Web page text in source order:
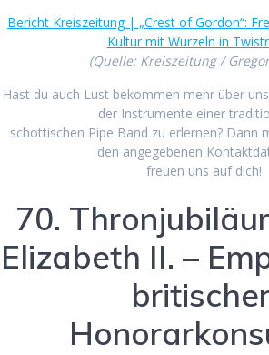
Bericht Kreiszeitung | „Crest of Gordon“:
Kultur mit Wurzeln in
(Quelle: Kreiszeitung /
Hast du auch Lust bekommen mehr über
der Instrumente einer
schottischen Pipe Band zu erlernen? Dann
den angegebenen
freuen uns auf dich!
70.
Elizabeth II. –